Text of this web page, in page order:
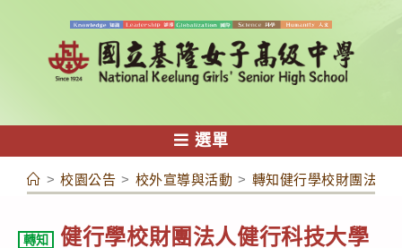
容
選單
> 校園公告 > 校外宣導與活動 > 轉知健行學校財團法人
轉知
健行學校財團法人健行科技大學